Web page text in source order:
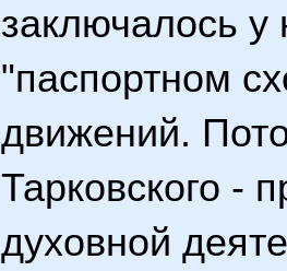
заключалось
"паспортном
движений.
Тарковского -
духовной